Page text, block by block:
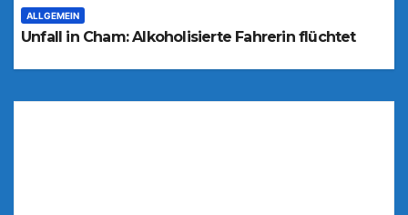
ALLGEMEIN
Unfall in Cham: Alkoholisierte Fahrerin flüchtet